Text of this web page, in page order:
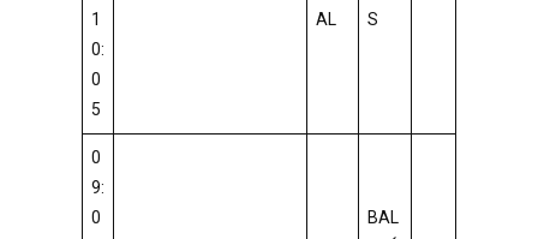
1
0:
0
5
AL
S
0
9:
0
BAL